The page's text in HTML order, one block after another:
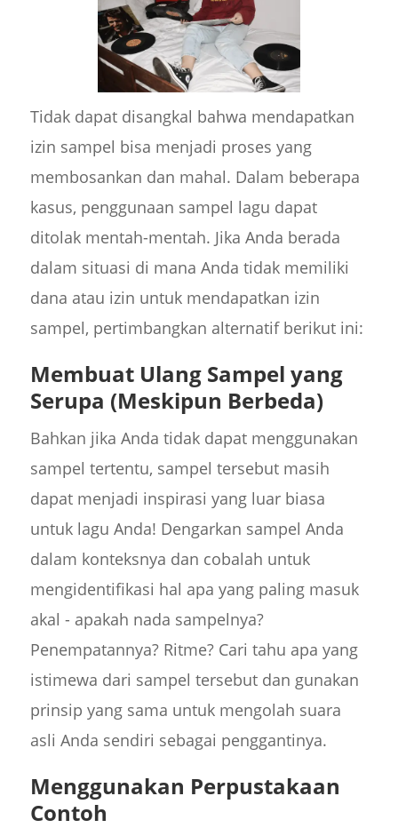
Tidak dapat disangkal bahwa mendapatkan
izin sampel bisa menjadi proses yang
membosankan dan mahal. Dalam beberapa
kasus, penggunaan sampel lagu dapat
ditolak mentah-mentah. Jika Anda berada
dalam situasi di mana Anda tidak memiliki
dana atau izin untuk mendapatkan izin
sampel, pertimbangkan alternatif berikut ini:
Membuat Ulang Sampel yang
Serupa (Meskipun Berbeda)
Bahkan jika Anda tidak dapat menggunakan
sampel tertentu, sampel tersebut masih
dapat menjadi inspirasi yang luar biasa
untuk lagu Anda! Dengarkan sampel Anda
dalam konteksnya dan cobalah untuk
mengidentifikasi hal apa yang paling masuk
akal - apakah nada sampelnya?
Penempatannya? Ritme? Cari tahu apa yang
istimewa dari sampel tersebut dan gunakan
prinsip yang sama untuk mengolah suara
asli Anda sendiri sebagai penggantinya.
Menggunakan Perpustakaan
Contoh